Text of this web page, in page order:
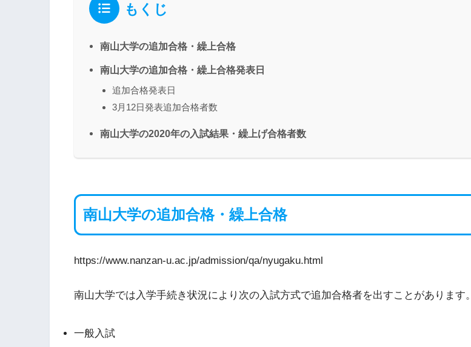
もくじ
南山大学の追加合格・繰上合格
南山大学の追加合格・繰上合格発表日
追加合格発表日
3月12日発表追加合格者数
南山大学の2020年の入試結果・繰上げ合格者数
南山大学の追加合格・繰上合格
https://www.nanzan-u.ac.jp/admission/qa/nyugaku.html
南山大学では入学手続き状況により次の入試方式で追加合格者を出すことがあります。
一般入試